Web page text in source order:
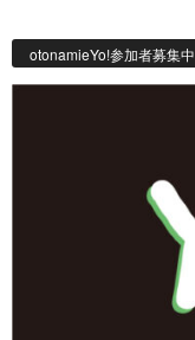
otonamieYo!参加者募集中